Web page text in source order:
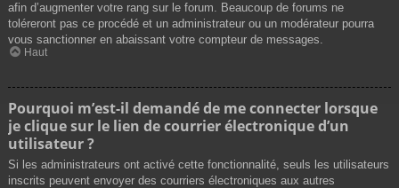
afin d’augmenter votre rang sur le forum. Beaucoup de forums ne
toléreront pas ce procédé et un administrateur ou un modérateur pourra
vous sanctionner en abaissant votre compteur de messages.
Haut
Pourquoi m’est-il demandé de me connecter lorsque
je clique sur le lien de courrier électronique d’un
utilisateur ?
Si les administrateurs ont activé cette fonctionnalité, seuls les utilisateurs
inscrits peuvent envoyer des courriers électroniques aux autres